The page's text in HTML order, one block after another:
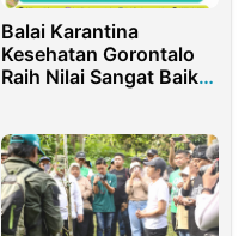
Balai Karantina
Kesehatan Gorontalo
Raih Nilai Sangat Baik